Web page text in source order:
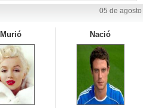
05 de agosto
Murió Nació